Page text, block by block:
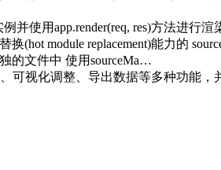
并使用app.render(req, res)方法进行渲
(hot module replacement)能力的
的文件中 使用sourceMa…
可视化调整、导出数据等多种功能，